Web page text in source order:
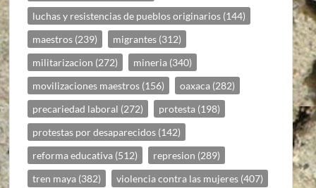
luchas y resistencias de pueblos originarios (144)
maestros (239) migrantes (312)
militarizacion (272) mineria (340)
movilizaciones maestros (156) oaxaca (282)
precariedad laboral (272) protesta (198)
protestas por desaparecidos (142)
reforma educativa (512) represion (289)
tren maya (382) violencia contra las mujeres (407)